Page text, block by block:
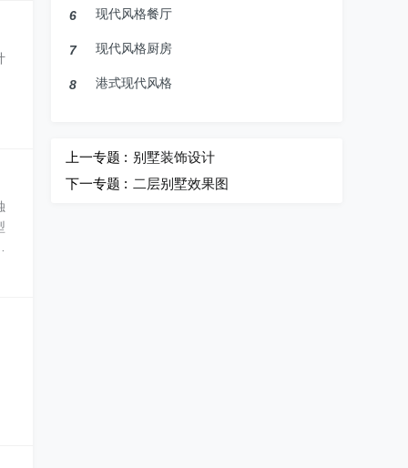
6 现代风格餐厅
7 现代风格厨房
8 港式现代风格
上一专题 : 别墅装饰设计
下一专题 : 二层别墅效果图